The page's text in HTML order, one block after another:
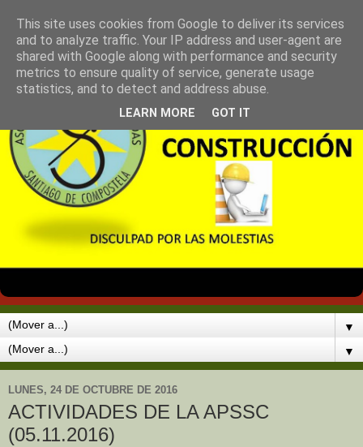
▼
▼
LUNES, 24 DE OCTUBRE DE 2016
ACTIVIDADES DE LA APSSC
(05.11.2016)
This site uses cookies from Google to deliver its services
and to analyze traffic. Your IP address and user-agent are
shared with Google along with performance and security
metrics to ensure quality of service, generate usage
statistics, and to detect and address abuse.
LEARN MORE GOT IT